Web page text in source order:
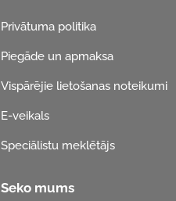
Privātuma politika
Piegāde un apmaksa
Vispārējie lietošanas noteikumi
E-veikals
Speciālistu meklētājs
Seko mums